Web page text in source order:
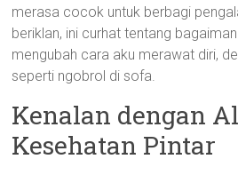
merasa cocok untuk berbagi
beriklan, ini curhat tentang
mengubah cara aku merawat diri,
seperti ngobrol di sofa.
Kenalan dengan
Kesehatan Pintar